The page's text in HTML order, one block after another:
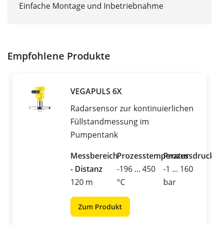
Einfache Montage und Inbetriebnahme
Empfohlene Produkte
VEGAPULS 6X
Radarsensor zur kontinuierlichen
Füllstandmessung im
Pumpentank
Messbereich
- Distanz
120 m
Prozesstemperatur
-196 ... 450
°C
Prozessdruck
-1 ... 160
bar
Zum Produkt